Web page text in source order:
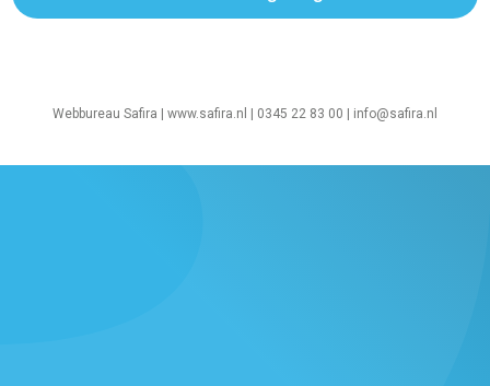
Webbureau Safira | www.safira.nl | 0345 22 83 00 | info@safira.nl